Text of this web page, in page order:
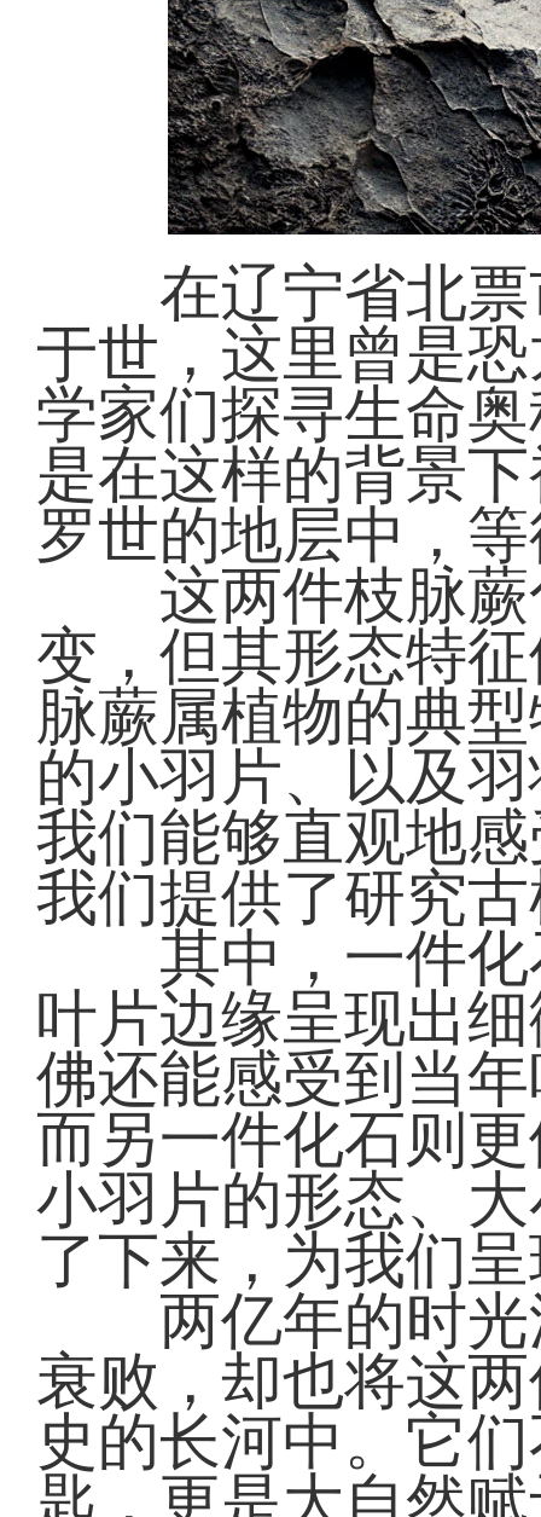
在辽宁省北票
于世，这里曾是
学家们探寻生命
是在这样的背景
罗世的地层中，
这两件枝脉蕨
变，但其形态特
脉蕨属植物的典
的小羽片、以及
我们能够直观地
我们提供了研究
其中，一件化
叶片边缘呈现出
佛还能感受到当
而另一件化石则
小羽片的形态、
了下来，为我们
两亿年的时光
衰败，却也将这
史的长河中。它
匙，更是大自然